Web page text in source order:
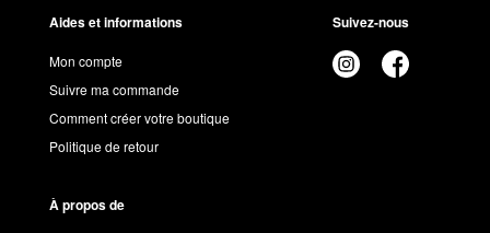
Aides et informations
Mon compte
Suivre ma commande
Comment créer votre boutique
Politique de retour
Suivez-nous
À propos de